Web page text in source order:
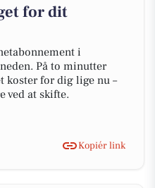
for dit
i
På to minutter
koster for dig lige nu –
ved at skifte.
Kopiér link